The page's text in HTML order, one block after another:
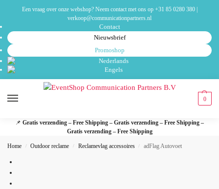
Een vraag over onze webshop? Neem contact met ons op +31 85 0280 380|
verkoop@communicationpartners.nl
Contact
Nieuwsbrief
Promoshop
0
📌 Gratis verzending – Free Shipping – Gratis verzending – Free Shipping –
Gratis verzending – Free Shipping
Home / Outdoor reclame / Reclamevlag accessoires / adFlag Autovoet